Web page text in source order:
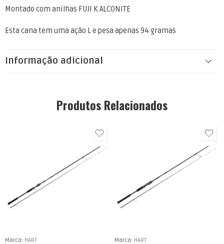
Montado com anilhas FUJI K ALCONITE
Esta cana tem uma ação L e pesa apenas 94 gramas
Informação adicional
Produtos Relacionados
Marca: HART Marca: HART